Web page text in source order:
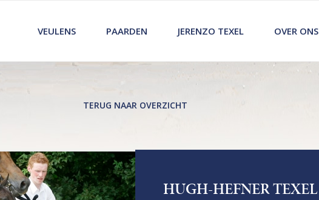
VEULENS PAARDEN JERENZO TEXEL OVER ONS
TERUG NAAR OVERZICHT
HUGH-HEFNER TEXEL